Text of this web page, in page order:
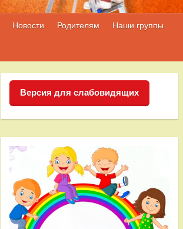
Новости Родителям Наши группы
Версия для слабовидящих